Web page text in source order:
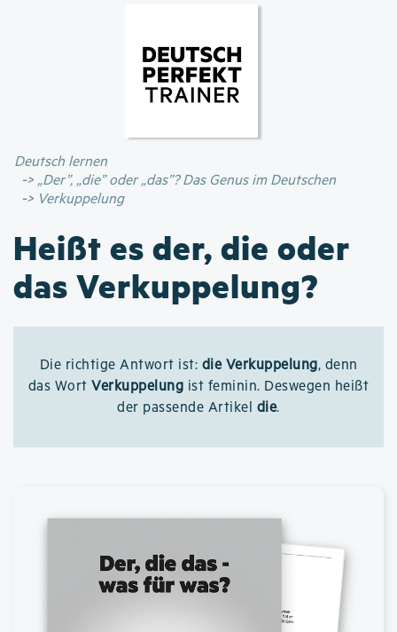
Inhalt
Deutsch lernen
„Der”, „die” oder „das”? Das Genus im Deutschen
Verkuppelung
Heißt es der, die oder
das Verkuppelung?
Die richtige Antwort ist: die Verkuppelung, denn
das WortVerkuppelung ist feminin. Deswegen heißt
der passende Artikel die.